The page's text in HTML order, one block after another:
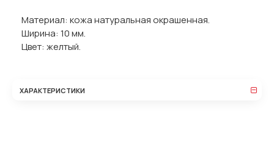
Материал: кожа натуральная окрашенная.
Ширина: 10 мм.
Цвет: желтый.
ХАРАКТЕРИСТИКИ